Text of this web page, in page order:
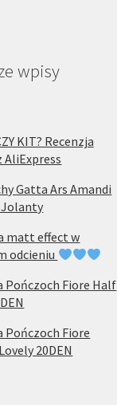
wpisy
KIT? Recenzja
Gatta Ars Amandi
Jolanty
matt effect w
odcieniu
Pończoch Fiore Half
Pończoch Fiore
20DEN